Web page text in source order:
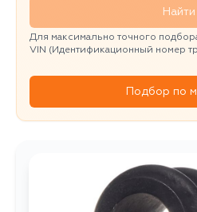
Найти
Для максимально точного
VIN (Идентификационный номер
Подбор по